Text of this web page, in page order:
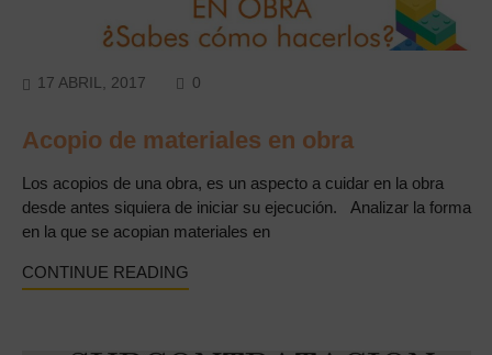
17 ABRIL, 2017 0
Acopio de materiales en obra
Los acopios de una obra, es un aspecto a cuidar en la obra
desde antes siquiera de iniciar su ejecución. Analizar la forma
en la que se acopian materiales en
CONTINUE READING